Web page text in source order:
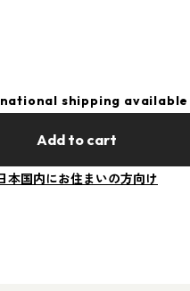
shipping available
Add to cart
本国内にお住まいの方向け